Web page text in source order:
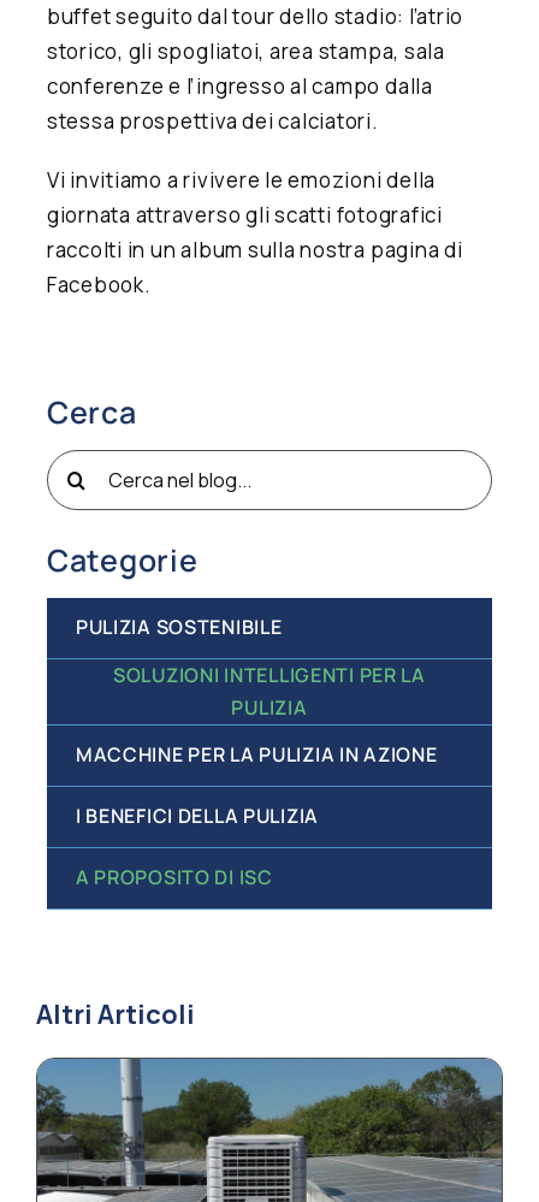
buffet seguito dal tour dello stadio: l’atrio
storico, gli spogliatoi, area stampa, sala
conferenze e l’ingresso al campo dalla
stessa prospettiva dei calciatori.
Vi invitiamo a rivivere le emozioni della
giornata attraverso gliscatti fotografici
raccolti in un album sulla nostra pagina di
Facebook.
Cerca
Cerca
per:
Categorie
PULIZIA SOSTENIBILE
SOLUZIONI INTELLIGENTI PER LA
PULIZIA
MACCHINE PER LA PULIZIA IN AZIONE
I BENEFICI DELLA PULIZIA
A PROPOSITO DI ISC
Altri Articoli